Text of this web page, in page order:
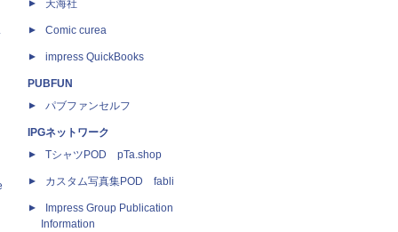
天海社
Comic curea
impress QuickBooks
PUBFUN
パブファンセルフ
IPGネットワーク
TシャツPOD pTa.shop
カスタム写真集POD fabli
Impress Group Publication
Information